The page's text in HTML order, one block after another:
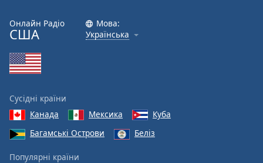
Онлайн Радіо
США
Мова:
Українська
Сусідні країни
Канада
Мексика
Куба
Багамські Острови
Беліз
Популярні країни